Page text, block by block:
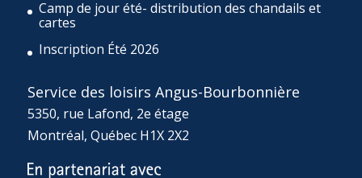
Camp de jour été- distribution des chandails et
cartes
Inscription Été 2026
Service des loisirs Angus-Bourbonnière
5350, rue Lafond, 2e étage
Montréal, Québec H1X 2X2